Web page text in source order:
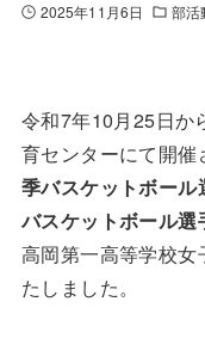
2025年11月6日 部活
令和7年10月25日か
育センターにて開
季バスケットボー
バスケットボール
高岡第一高等学校
たしました。